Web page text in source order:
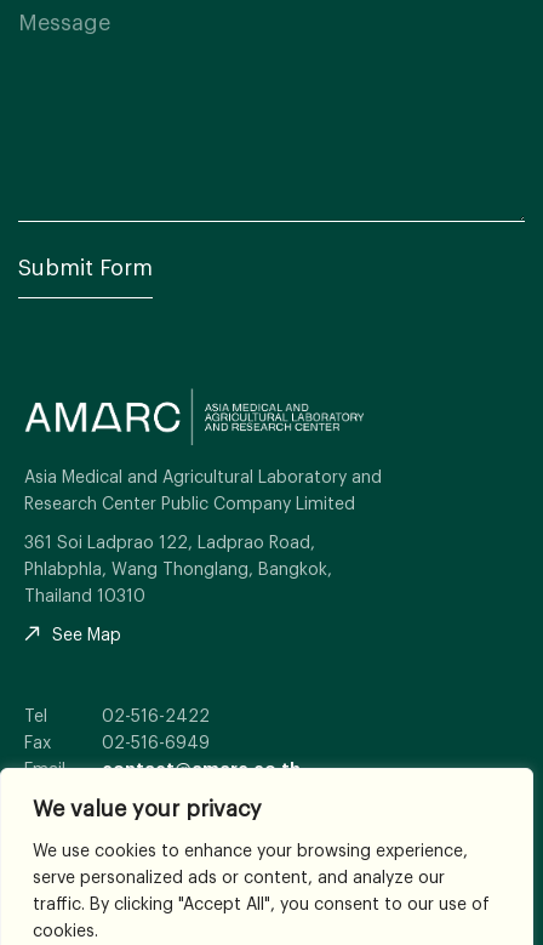
We value your privacy
We use cookies to enhance your browsing experience,
serve personalized ads or content, and analyze our
traffic. By clicking "Accept All", you consent to our use of
cookies.
Asia Medical and Agricultural Laboratory and
Research Center Public Company Limited
361 Soi Ladprao 122, Ladprao Road,
Phlabphla, Wang Thonglang, Bangkok,
Thailand 10310
See Map
Tel
02-516-2422
Fax
02-516-6949
Email
contact@amarc.co.th
© 2026
All Rights Reserved.
Terms and Conditions